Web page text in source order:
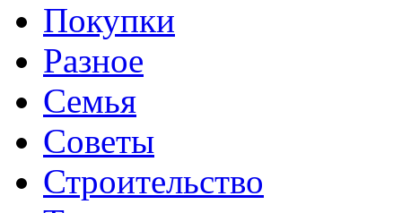
Покупки
Разное
Семья
Советы
Строительство